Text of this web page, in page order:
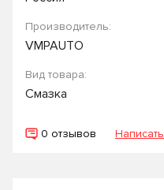
Производитель:
VMPAUTO
Вид товара:
Смазка
0 отзывов